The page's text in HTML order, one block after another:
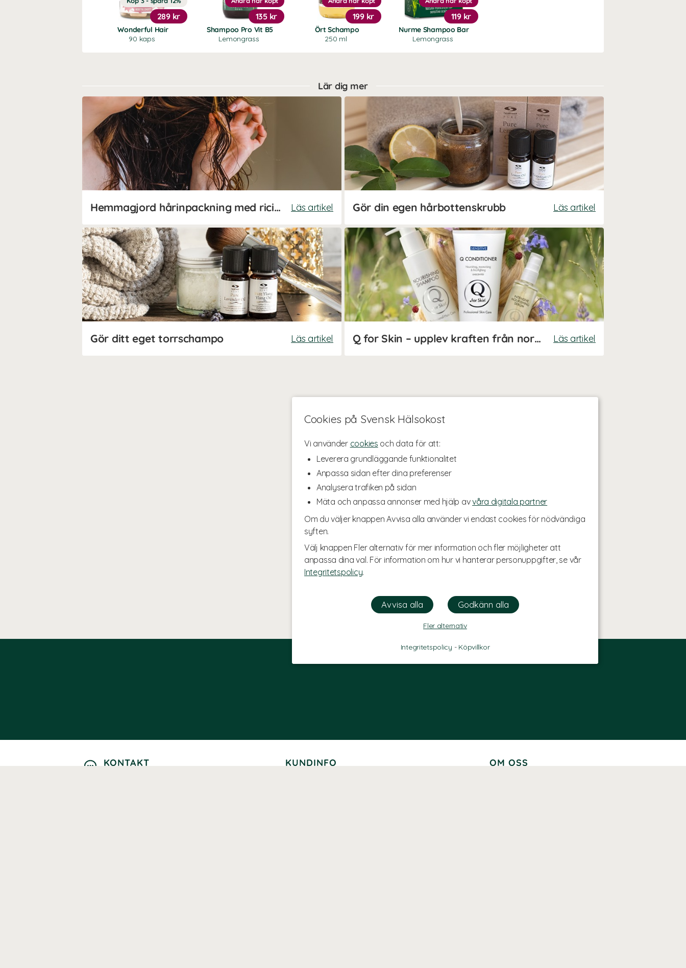
Cookies på Svensk Hälsokost
Vi använder cookies och data för att:
Leverera grundläggande funktionalitet
Anpassa sidan efter dina preferenser
Analysera trafiken på sidan
Mäta och anpassa annonser med hjälp avvåra digitala partner
Om du väljer knappen Avvisa alla använder vi endast cookies för nödvändiga
syften.
Välj knappen Fler alternativ för mer information och fler möjligheter att
anpassa dina val. För information om hur vi hanterar personuppgifter, se vår
Integritetspolicy.
Fler alternativ
Integritetspolicy - Köpvillkor
Wonderful Hair
90 kaps
289 kr
Shampoo Pro Vit B5
Lemongrass
135 kr
Ört Schampo
250 ml
199 kr
Nurme Shampoo Bar
Lemongrass
119 kr
Lär dig mer
Hemmagjord hårinpackning med ricinolja Läs artikel Gör din egen hårbottenskrubb Läs artikel
Gör ditt eget torrschampo Läs artikel Q for Skin – upplev kraften från nordisk hårvård Läs artikel
KONTAKT KUNDINFO OM OSS